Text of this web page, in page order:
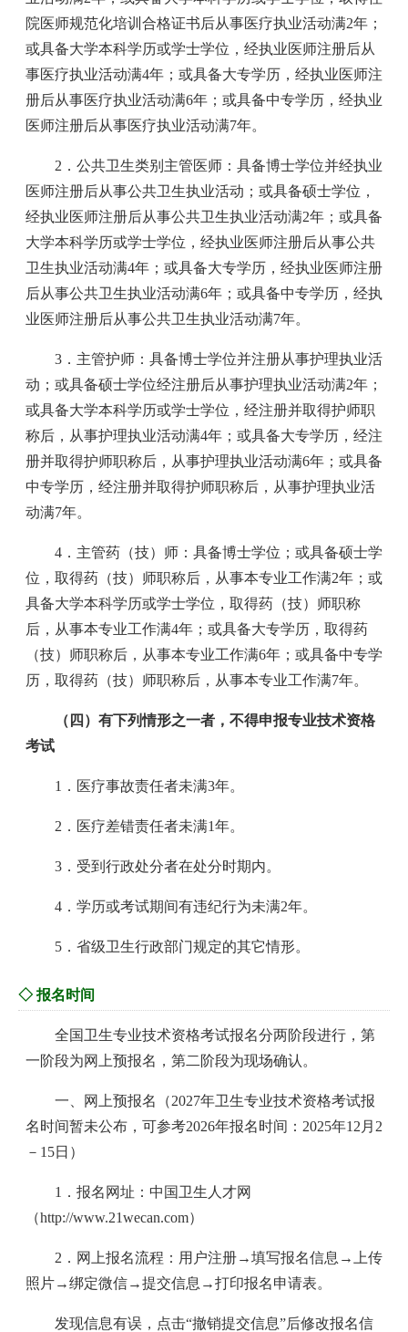
院医师规范化培训合格证书后从事医疗执业活动满2年；
或具备大学本科学历或学士学位，经执业医师注册后从
事医疗执业活动满4年；或具备大专学历，经执业医师注
册后从事医疗执业活动满6年；或具备中专学历，经执业
医师注册后从事医疗执业活动满7年。
2．公共卫生类别主管医师：具备博士学位并经执业
医师注册后从事公共卫生执业活动；或具备硕士学位，
经执业医师注册后从事公共卫生执业活动满2年；或具备
大学本科学历或学士学位，经执业医师注册后从事公共
卫生执业活动满4年；或具备大专学历，经执业医师注册
后从事公共卫生执业活动满6年；或具备中专学历，经执
业医师注册后从事公共卫生执业活动满7年。
3．主管护师：具备博士学位并注册从事护理执业活
动；或具备硕士学位经注册后从事护理执业活动满2年；
或具备大学本科学历或学士学位，经注册并取得护师职
称后，从事护理执业活动满4年；或具备大专学历，经注
册并取得护师职称后，从事护理执业活动满6年；或具备
中专学历，经注册并取得护师职称后，从事护理执业活
动满7年。
4．主管药（技）师：具备博士学位；或具备硕士学
位，取得药（技）师职称后，从事本专业工作满2年；或
具备大学本科学历或学士学位，取得药（技）师职称
后，从事本专业工作满4年；或具备大专学历，取得药
（技）师职称后，从事本专业工作满6年；或具备中专学
历，取得药（技）师职称后，从事本专业工作满7年。
（四）有下列情形之一者，不得申报专业技术资格
考试
1．医疗事故责任者未满3年。
2．医疗差错责任者未满1年。
3．受到行政处分者在处分时期内。
4．学历或考试期间有违纪行为未满2年。
5．省级卫生行政部门规定的其它情形。
◇ 报名时间
全国卫生专业技术资格考试报名分两阶段进行，第
一阶段为网上预报名，第二阶段为现场确认。
一、网上预报名（2027年卫生专业技术资格考试报
名时间暂未公布，可参考2026年报名时间：2025年12月2
－15日）
1．报名网址：中国卫生人才网
（http://www.21wecan.com）
2．网上报名流程：用户注册→填写报名信息→上传
照片→绑定微信→提交信息→打印报名申请表。
发现信息有误，点击“撤销提交信息”后修改报名信